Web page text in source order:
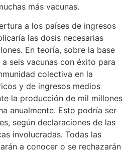
más vacunas.
a los países de ingresos
las dosis necesarias
En teoría, sobre la base
seis vacunas con éxito para
colectiva en la
y de ingresos medios
la producción de mil millones
anualmente. Esto podría ser
según declaraciones de las
involucradas. Todas las
a conocer o se rechazarán